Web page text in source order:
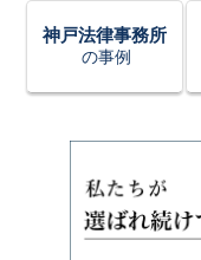
神戸法律事務所
の事例